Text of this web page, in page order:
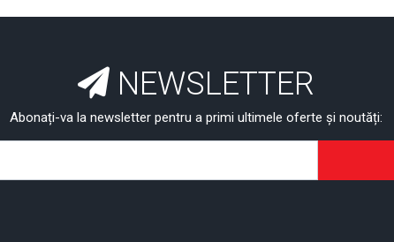
NEWSLETTER
Abonați-va la newsletter pentru a primi ultimele oferte și noutăți: